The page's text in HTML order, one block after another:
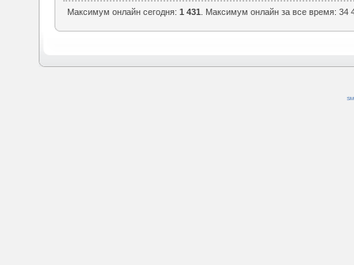
Максимум онлайн сегодня:1 431 . Максимум онлайн за все время: 34